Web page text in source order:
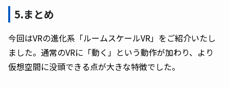
5.まとめ
今回はVRの進化系「ルームスケールVR」をご紹介いたし
ました。通常のVRに「動く」という動作が加わり、より
仮想空間に没頭できる点が大きな特徴でした。